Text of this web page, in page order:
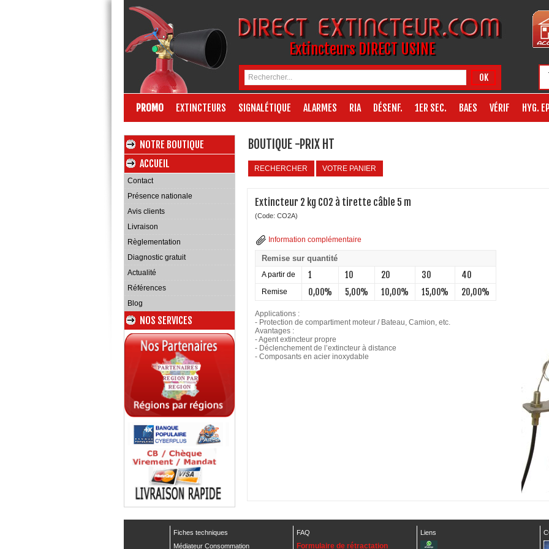
Extincteurs DIRECT USINE
OK
PROMO EXTINCTEURS SIGNALÉTIQUE ALARMES RIA DÉSENF. 1ER SEC. BAES VÉRIF HYG.
NOTRE BOUTIQUE
ACCUEIL
Contact
Présence nationale
Avis clients
Livraison
Règlementation
Diagnostic gratuit
Actualité
Références
Blog
NOS SERVICES
BOUTIQUE -PRIX HT
RECHERCHER VOTRE PANIER
Extincteur 2 kg CO2 à tirette câble 5 m
(Code: CO2A)
Information complémentaire
Remise sur quantité
A partir de 1 10 20 30 40
Remise 0,00% 5,00% 10,00% 15,00% 20,00%
Applications :
- Protection de compartiment moteur / Bateau, Camion, etc.
Avantages :
- Agent extincteur propre
- Déclenchement de l’extincteur à distance
- Composants en acier inoxydable
Fiches techniques FAQ Liens
Médiateur Consommation
Formulaire de rétractation